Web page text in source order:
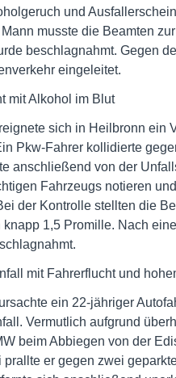
und
musste die Beamten
beschlagnahmt. Gegen
eingeleitet.
mit Alkohol im Blut
sich in Heilbronn ein
Pkw-Fahrer kollidierte
anschließend von der
Fahrzeugs notieren
der Kontrolle stellten die
1,5 Promille. Nach
mit Fahrerflucht und
ein 22-jähriger
Vermutlich aufgrund
beim Abbiegen von der
er gegen zwei